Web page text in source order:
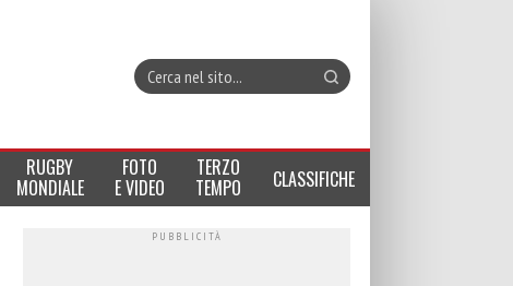
RUGBY
MONDIALE
FOTO
E VIDEO
TERZO
TEMPO CLASSIFICHE